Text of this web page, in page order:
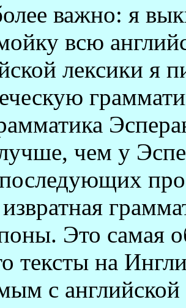
важно: я
всю
лексики
чем у
извратная
Это самая
тексты на
с английской